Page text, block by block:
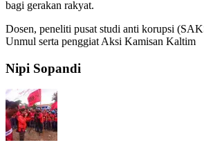
bagi gerakan rakyat.
Dosen, peneliti pusat studi anti korupsi
Unmul serta penggiat Aksi Kamisan Kaltim
Nipi Sopandi